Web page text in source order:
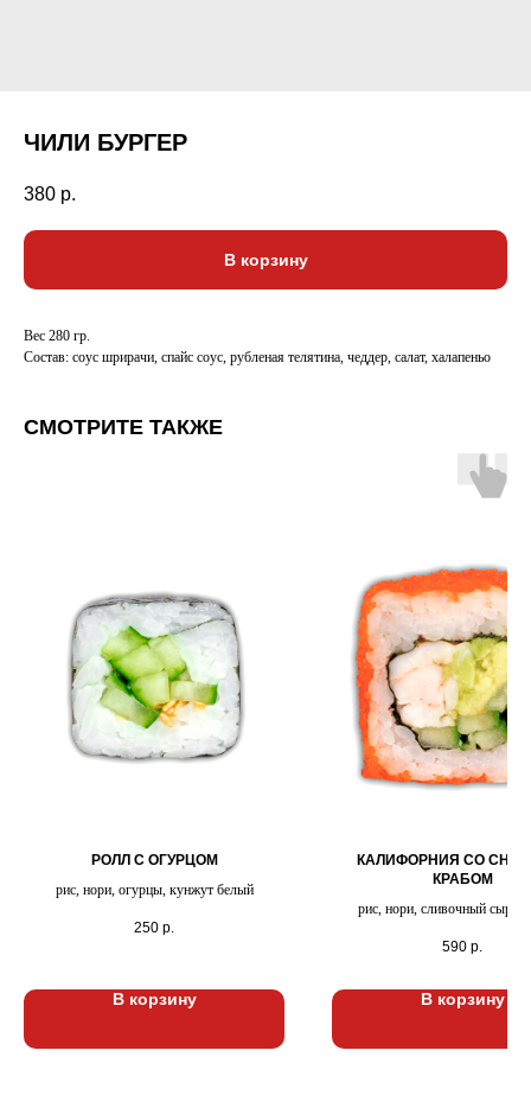
ЧИЛИ БУРГЕР
380 р.
В корзину
Вес 280 гр.
Состав: соус шрирачи, спайс соус, рубленая телятина, чеддер, салат, халапеньо
СМОТРИТЕ ТАКЖЕ
РОЛЛ С ОГУРЦОМ
рис, нори, огурцы, кунжут белый
250 р.
В корзину
КАЛИФОРНИЯ СО
КРАБОМ
рис, нори, сливочный сыр,
590 р.
В корзину